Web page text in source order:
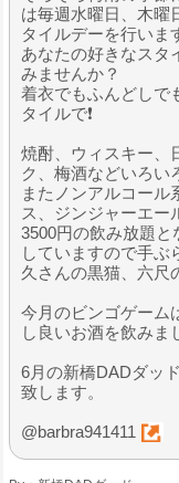
は毎週水曜日、木曜
タイルデーを行いま
あなたの好きなスタ
みませんか？
着衣でもふんどしで
タイルで❗️
焼酎、ウィスキー、
ク、梅酒などいろい
またノンアルコール
ス、ジンジャーエー
3500円の飲み放題
していますので手ぶ
久さんの黒猫、六尺
今月のビンゴゲーム
し良いお酒を飲みま
6月の新橋DADダッ
致します。
@barbra941411